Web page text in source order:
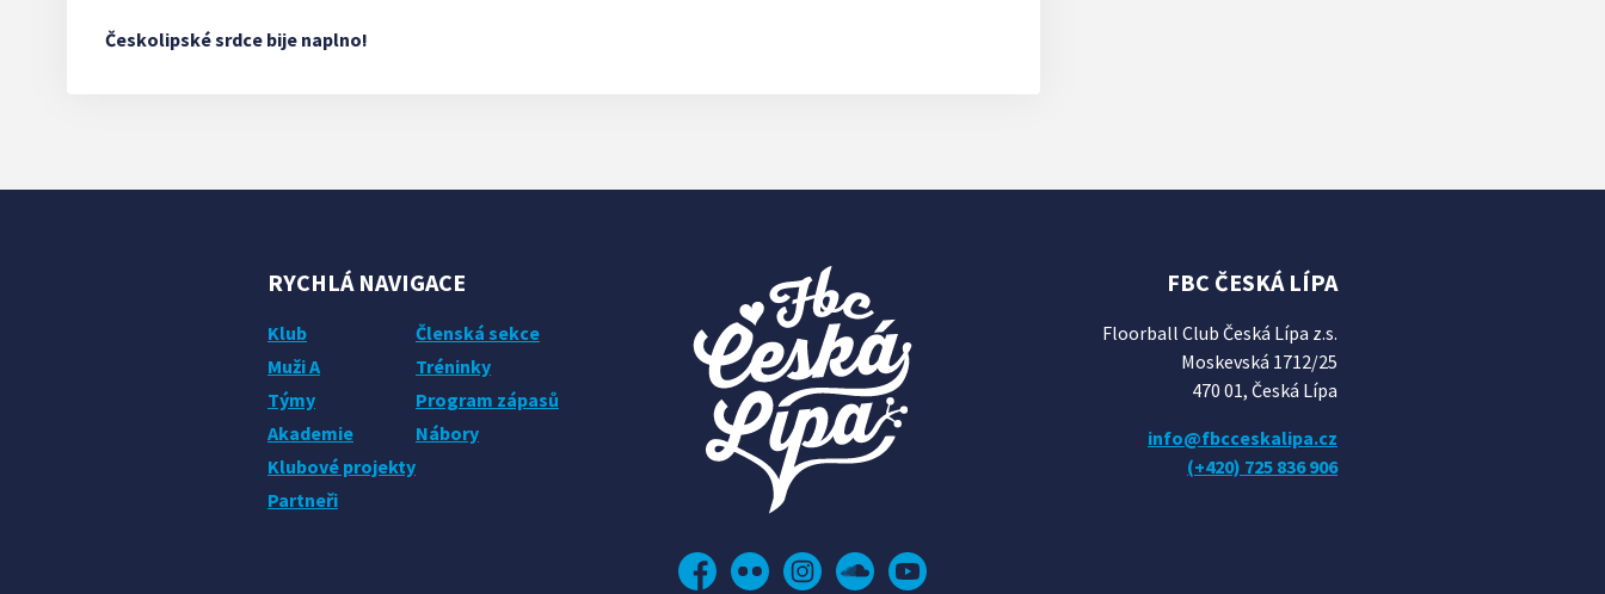
Českolipské srdce bije naplno!
FBC ČESKÁ LÍPA
Floorball Club Česká Lípa z.s.
Moskevská 1712/25
470 01, Česká Lípa
info@fbcceskalipa.cz
(+420) 725 836 906
RYCHLÁ NAVIGACE
Klub
Muži A
Týmy
Akademie
Klubové projekty
Partneři
Členská sekce
Tréninky
Program zápasů
Nábory
Facebook
Flickr InstagramSoundcloud
YouTube